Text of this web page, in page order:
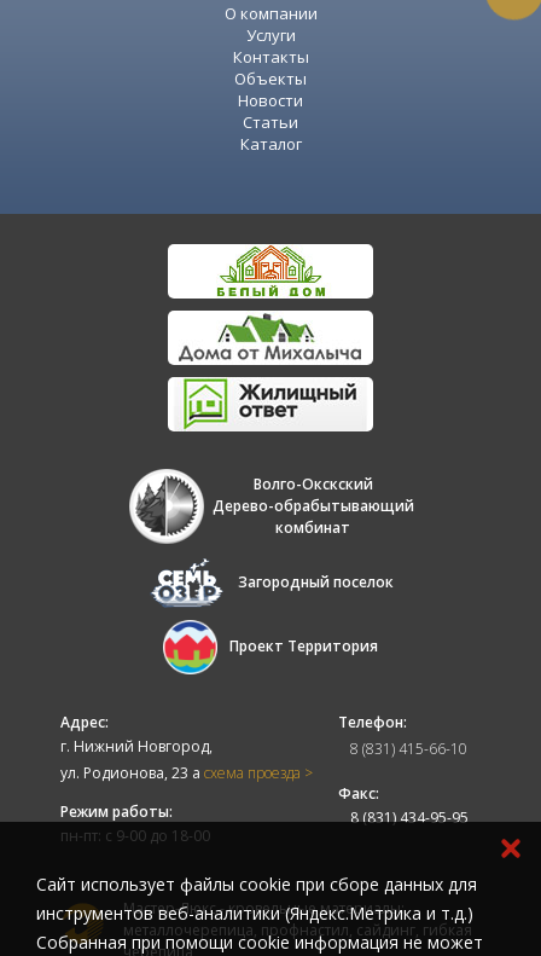
О компании
Услуги
Контакты
Объекты
Новости
Статьи
Каталог
Волго-Окскский
Дерево-обрабытывающий
комбинат
Загородный поселок
Проект Территория
Адрес:
г. Нижний Новгород,
ул. Родионова, 23 а схема проезда >
Режим работы:
пн-пт: с 9-00 до 18-00
Телефон:
8 (831) 415-66-10
Факс:
8 (831) 434-95-95
Мастер-Люкс - кровельные материалы:
металлочерепица, профнастил, сайдинг, гибкая
черепица
Cайт использует файлы cookie при сборе данных для
инструментов веб-аналитики (Яндекс.Метрика и т.д.)
Собранная при помощи cookie информация не может